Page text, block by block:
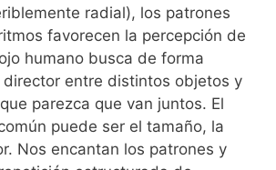
radial), los patrones
favorecen la percepción de
humano busca de forma
director entre distintos objetos y
parezca que van juntos. El
puede ser el tamaño, la
Nos encantan los patrones y